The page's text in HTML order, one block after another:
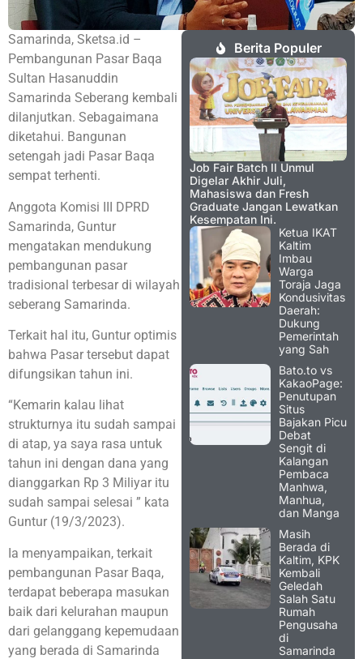
Samarinda, Sketsa.id –
Pembangunan Pasar Baqa
Sultan Hasanuddin
Samarinda Seberang kembali
dilanjutkan. Sebagaimana
diketahui. Bangunan
setengah jadi Pasar Baqa
sempat terhenti.
Anggota Komisi III DPRD
Samarinda, Guntur
mengatakan mendukung
pembangunan pasar
tradisional terbesar di wilayah
seberang Samarinda.
Terkait hal itu, Guntur optimis
bahwa Pasar tersebut dapat
difungsikan tahun ini.
“Kemarin kalau lihat
strukturnya itu sudah sampai
di atap, ya saya rasa untuk
tahun ini dengan dana yang
dianggarkan Rp 3 Miliyar itu
sudah sampai selesai ” kata
Guntur (19/3/2023).
Ia menyampaikan, terkait
pembangunan Pasar Baqa,
terdapat beberapa masukan
baik dari kelurahan maupun
dari gelanggang kepemudaan
yang berada di Samarinda
Berita Populer
Job Fair Batch II Unmul
Digelar Akhir Juli,
Mahasiswa dan Fresh
Graduate Jangan Lewatkan
Kesempatan Ini.
Ketua IKAT
Kaltim
Imbau
Warga
Toraja Jaga
Kondusivitas
Daerah:
Dukung
Pemerintah
yang Sah
Bato.to vs
KakaoPage:
Penutupan
Situs
Bajakan Picu
Debat
Sengit di
Kalangan
Pembaca
Manhwa,
Manhua,
dan Manga
Masih
Berada di
Kaltim, KPK
Kembali
Geledah
Salah Satu
Rumah
Pengusaha
di
Samarinda